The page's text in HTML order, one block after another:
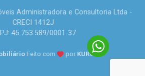
Administradora e Consultoria Ltda -
CRECI 1412J
45.753.589/0001-37
Feito com por KUROLE